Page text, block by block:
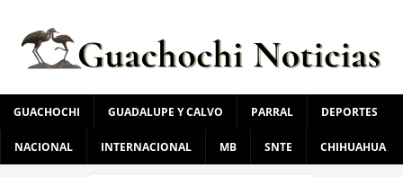
GUACHOCHI GUADALUPE Y CALVO PARRAL DEPORTES
NACIONAL INTERNACIONAL MB SNTE CHIHUAHUA